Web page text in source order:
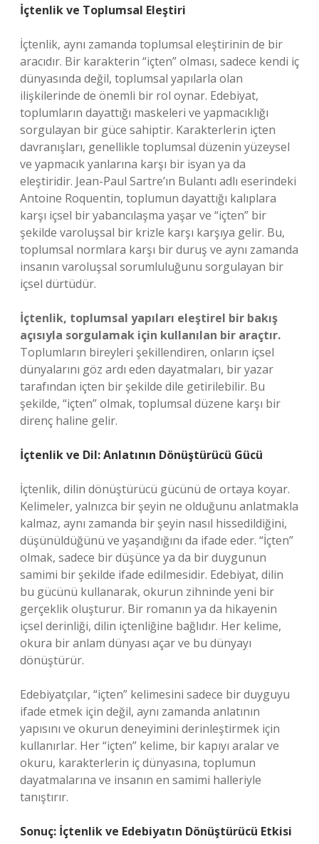
İçtenlik ve Toplumsal Eleştiri
İçtenlik, aynı zamanda toplumsal eleştirinin de bir
aracıdır. Bir karakterin “içten” olması, sadece kendi iç
dünyasında değil, toplumsal yapılarla olan
ilişkilerinde de önemli bir rol oynar. Edebiyat,
toplumların dayattığı maskeleri ve yapmacıklığı
sorgulayan bir güce sahiptir. Karakterlerin içten
davranışları, genellikle toplumsal düzenin yüzeysel
ve yapmacık yanlarına karşı bir isyan ya da
eleştiridir. Jean-Paul Sartre’ın Bulantı adlı eserindeki
Antoine Roquentin, toplumun dayattığı kalıplara
karşı içsel bir yabancılaşma yaşar ve “içten” bir
şekilde varoluşsal bir krizle karşı karşıya gelir. Bu,
toplumsal normlara karşı bir duruş ve aynı zamanda
insanın varoluşsal sorumluluğunu sorgulayan bir
içsel dürtüdür.
İçtenlik, toplumsal yapıları eleştirel bir bakış
açısıyla sorgulamak için kullanılan bir araçtır.
Toplumların bireyleri şekillendiren, onların içsel
dünyalarını göz ardı eden dayatmaları, bir yazar
tarafından içten bir şekilde dile getirilebilir. Bu
şekilde, “içten” olmak, toplumsal düzene karşı bir
direnç haline gelir.
İçtenlik ve Dil: Anlatının Dönüştürücü Gücü
İçtenlik, dilin dönüştürücü gücünü de ortaya koyar.
Kelimeler, yalnızca bir şeyin ne olduğunu anlatmakla
kalmaz, aynı zamanda bir şeyin nasıl hissedildiğini,
düşünüldüğünü ve yaşandığını da ifade eder. “İçten”
olmak, sadece bir düşünce ya da bir duygunun
samimi bir şekilde ifade edilmesidir. Edebiyat, dilin
bu gücünü kullanarak, okurun zihninde yeni bir
gerçeklik oluşturur. Bir romanın ya da hikayenin
içsel derinliği, dilin içtenliğine bağlıdır. Her kelime,
okura bir anlam dünyası açar ve bu dünyayı
dönüştürür.
Edebiyatçılar, “içten” kelimesini sadece bir duyguyu
ifade etmek için değil, aynı zamanda anlatının
yapısını ve okurun deneyimini derinleştirmek için
kullanırlar. Her “içten” kelime, bir kapıyı aralar ve
okuru, karakterlerin iç dünyasına, toplumun
dayatmalarına ve insanın en samimi halleriyle
tanıştırır.
Sonuç: İçtenlik ve Edebiyatın Dönüştürücü Etkisi